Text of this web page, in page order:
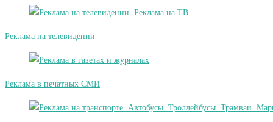
Реклама на телевидении
Реклама в печатных СМИ